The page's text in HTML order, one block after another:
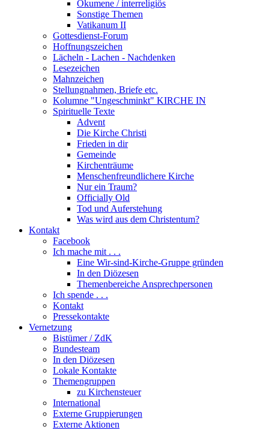
Ökumene / interreligiös
Sonstige Themen
Vatikanum II
Gottesdienst-Forum
Hoffnungszeichen
Lächeln - Lachen - Nachdenken
Lesezeichen
Mahnzeichen
Stellungnahmen, Briefe etc.
Kolumne "Ungeschminkt" KIRCHE IN
Spirituelle Texte
Advent
Die Kirche Christi
Frieden in dir
Gemeinde
Kirchenträume
Menschenfreundlichere Kirche
Nur ein Traum?
Officially Old
Tod und Auferstehung
Was wird aus dem Christentum?
Kontakt
Facebook
Ich mache mit . . .
Eine Wir-sind-Kirche-Gruppe gründen
In den Diözesen
Themenbereiche Ansprechpersonen
Ich spende . . .
Kontakt
Pressekontakte
Vernetzung
Bistümer / ZdK
Bundesteam
In den Diözesen
Lokale Kontakte
Themengruppen
zu Kirchensteuer
International
Externe Gruppierungen
Externe Aktionen